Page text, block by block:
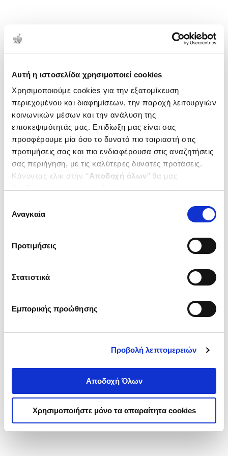
Αυτή η ιστοσελίδα χρησιμοποιεί cookies
Χρησιμοποιούμε cookies για την εξατομίκευση
περιεχομένου και διαφημίσεων, την παροχή λειτουργιών
κοινωνικών μέσων και την ανάλυση της
επισκεψιμότητάς μας. Επιδίωξη μας είναι σας
προσφέρουμε μία όσο το δυνατό πιο ταιριαστή στις
προτιμήσεις σας και πιο ενδιαφέρουσα στις αναζητήσεις
σας περιήγηση, με τις καλύτερες δυνατές προτάσεις.
Κάνοντας κλικ στην ‘’Αποδοχή όλων’’ θα μας
ενδιαφέρουν και να επιλέξετε από τα παρακάτω με την
΄΄και να ενημερωθείτε σχετικά με
συγκατάθεσης
Αναγκαία
Προτιμήσεις
Στατιστικά
Εμπορικής προώθησης
Προβολή λεπτομερειών
Αποδοχή Όλων
Χρησιμοποιήστε μόνο τα απαραίτητα cookies